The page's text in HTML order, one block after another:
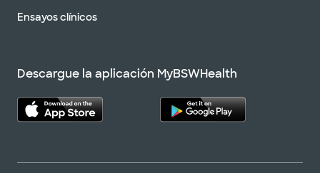
Ensayos clínicos
Descargue la aplicación MyBSWHealth